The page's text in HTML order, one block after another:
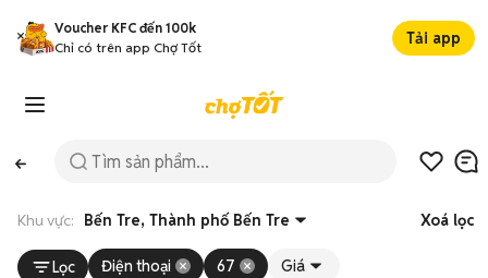
Voucher KFC đến 100k
Chỉ có trên app Chợ Tốt
Tải app
Khu vực: Bến Tre, Thành phố Bến Tre Xoá lọc
Lọc Điện thoại 67 Giá